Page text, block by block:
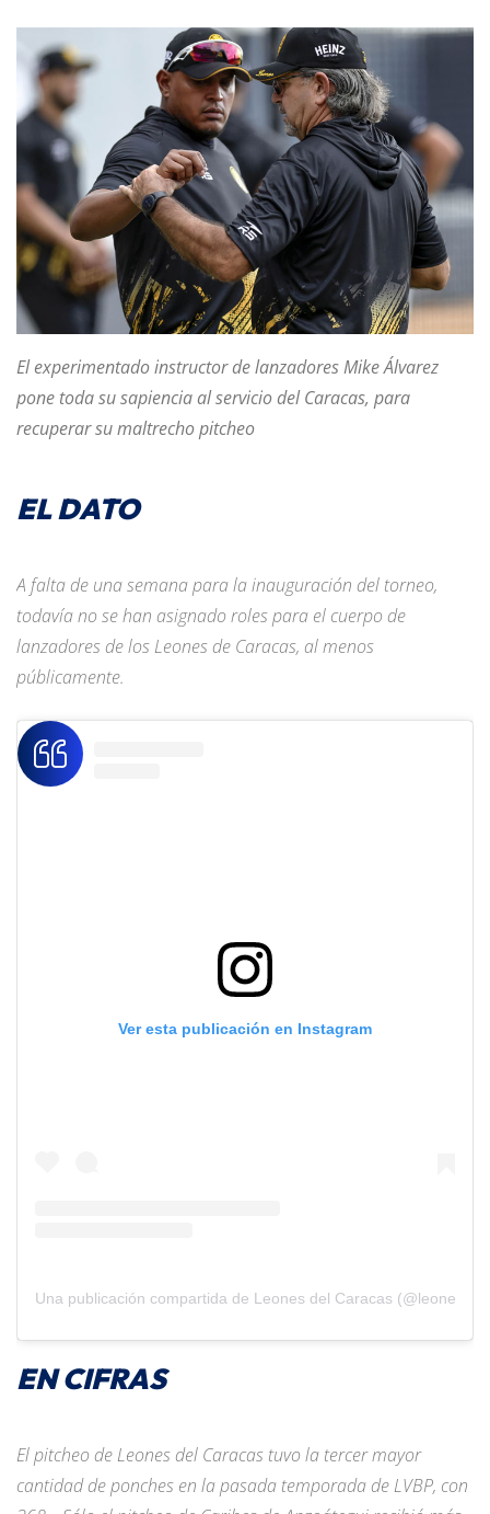
El experimentado instructor de lanzadores Mike Álvarez
pone toda su sapiencia al servicio del Caracas, para
recuperar su maltrecho pitcheo
EL DATO
A falta de una semana para la inauguración del torneo,
todavía no se han asignado roles para el cuerpo de
lanzadores de los Leones de Caracas, al menos
públicamente.
Ver esta publicación en Instagram
Una publicación compartida de Leones del Caracas
EN CIFRAS
El pitcheo de Leones del Caracas tuvo la tercer mayor
cantidad de ponches en la pasada temporada de LVBP, con